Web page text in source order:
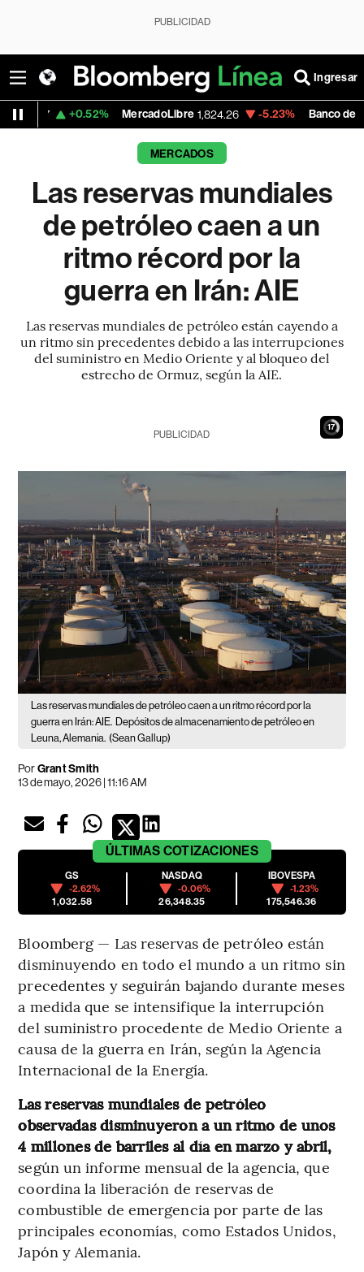
PUBLICIDAD
Ingresar
MercadoLibre 1,824.26 -5.23% Banco de Bogota
MERCADOS
Las reservas mundiales
de petróleo caen a un
ritmo récord por la
guerra en Irán: AIE
Las reservas mundiales de petróleo están cayendo a
un ritmo sin precedentes debido a las interrupciones
del suministro en Medio Oriente y al bloqueo del
estrecho de Ormuz, según la AIE.
16
PUBLICIDAD
Las reservas mundiales de petróleo caen a un ritmo récord por la
guerra en Irán: AIE. Depósitos de almacenamiento de petróleo en
Leuna, Alemania. (Sean Gallup)
PorGrant Smith
13 de mayo, 2026 | 11:16 AM
ÚLTIMAS COTIZACIONES
GS
-2.62%
1,032.58
NASDAQ
-0.06%
26,348.35
IBOVESPA
-1.23%
175,546.36
Bloomberg — Las reservas de petróleo están
disminuyendo en todo el mundo a un ritmo sin
precedentes y seguirán bajando durante meses
a medida que se intensifique la interrupción
del suministro procedente de Medio Oriente a
causa de la guerra en Irán, según la Agencia
Internacional de la Energía.
Las reservas mundiales de petróleo
observadas disminuyeron a un ritmo de unos
4 millones de barriles al día en marzo y abril,
según un informe mensual de la agencia, que
coordina la liberación de reservas de
combustible de emergencia por parte de las
principales economías, como Estados Unidos,
Japón y Alemania.